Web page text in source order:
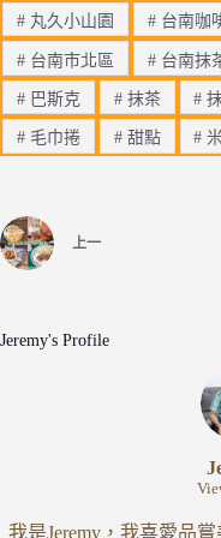
#丸久小山園 #台南咖
#台南市北區 #台南抹
#巴斯克 #抹茶 #
#毛巾捲 #甜點 #
上一
Jeremy's Profile
我是Jeremy，我喜愛品